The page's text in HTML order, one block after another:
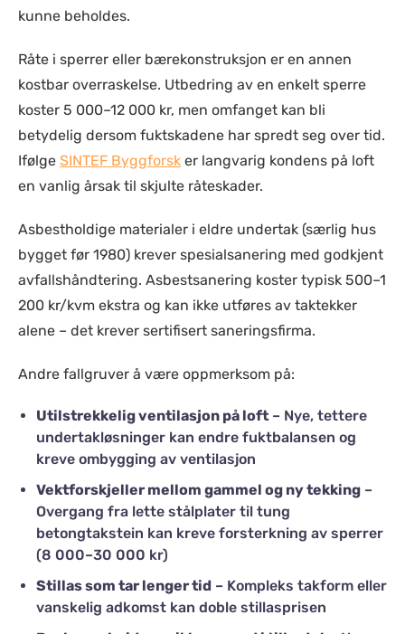
kunne beholdes.
Råte i sperrer eller bærekonstruksjon er en annen
kostbar overraskelse. Utbedring av en enkelt sperre
koster 5 000–12 000 kr, men omfanget kan bli
betydelig dersom fuktskadene har spredt seg over tid.
Ifølge SINTEF Byggforsk er langvarig kondens på loft
en vanlig årsak til skjulte råteskader.
Asbestholdige materialer i eldre undertak (særlig hus
bygget før 1980) krever spesialsanering med godkjent
avfallshåndtering. Asbestsanering koster typisk 500–1
200 kr/kvm ekstra og kan ikke utføres av taktekker
alene – det krever sertifisert saneringsfirma.
Andre fallgruver å være oppmerksom på:
Utilstrekkelig ventilasjon på loft – Nye, tettere
undertakløsninger kan endre fuktbalansen og
kreve ombygging av ventilasjon
Vektforskjeller mellom gammel og ny tekking –
Overgang fra lette stålplater til tung
betongtakstein kan kreve forsterkning av sperrer
(8 000–30 000 kr)
Stillas som tar lenger tid – Kompleks takform eller
vanskelig adkomst kan doble stillasprisen